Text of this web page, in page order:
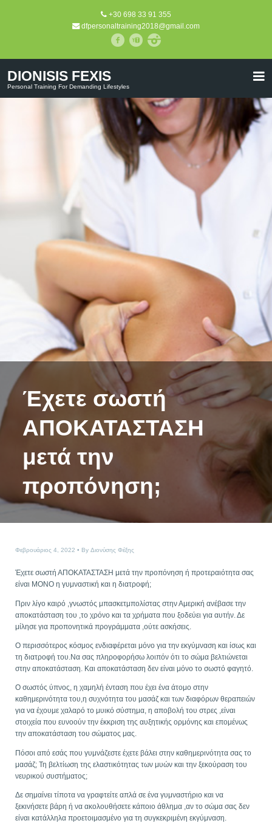
+30 698 33 91 355
dfpersonaltraining2018@gmail.com
DIONISIS FEXIS
Personal Training For Demanding Lifestyles
Έχετε σωστή
ΑΠΟΚΑΤΑΣΤΑΣΗ
μετά την
προπόνηση;
Φεβρουάριος 4, 2022 By Διονύσης Φέξης
Έχετε σωστή ΑΠΟΚΑΤΑΣΤΑΣΗ μετά την προπόνηση ή προτεραιότητα σας
είναι ΜΟΝΟ η γυμναστική και η διατροφή;
Πριν λίγο καιρό ,γνωστός μπασκετμπολίστας στην Αμερική ανέβασε την
αποκατάσταση του ,το χρόνο και τα χρήματα που ξοδεύει για αυτήν. Δε
μίλησε για προπονητικά προγράμματα ,ούτε ασκήσεις.
Ο περισσότερος κόσμος ενδιαφέρεται μόνο για την εκγύμναση και ίσως και
τη διατροφή του.Να σας πληροφορήσω λοιπόν ότι το σώμα βελτιώνεται
στην αποκατάσταση. Και αποκατάσταση δεν είναι μόνο το σωστό φαγητό.
Ο σωστός ύπνος, η χαμηλή ένταση που έχει ένα άτομο στην
καθημερινότητα του,η συχνότητα του μασάζ και των διαφόρων θεραπειών
για να έχουμε χαλαρό το μυικό σύστημα, η αποβολή του στρες ,είναι
στοιχεία που ευνοούν την έκκριση της αυξητικής ορμόνης και επομένως
την αποκατάσταση του σώματος μας.
Πόσοι από εσάς που γυμνάζεστε έχετε βάλει στην καθημερινότητα σας το
μασάζ; Τη βελτίωση της ελαστικότητας των μυών και την ξεκούραση του
νευρικού συστήματος;
Δε σημαίνει τίποτα να γραφτείτε απλά σε ένα γυμναστήριο και να
ξεκινήσετε βάρη ή να ακολουθήσετε κάποιο άθλημα ,αν το σώμα σας δεν
είναι κατάλληλα προετοιμασμένο για τη συγκεκριμένη εκγύμναση.